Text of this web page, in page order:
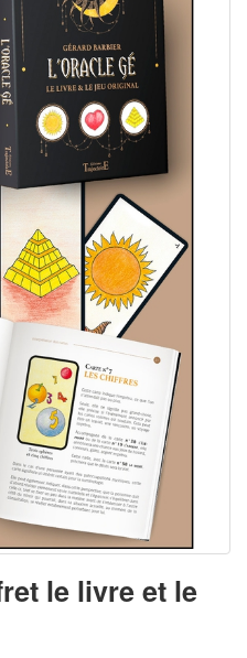
le livre et le